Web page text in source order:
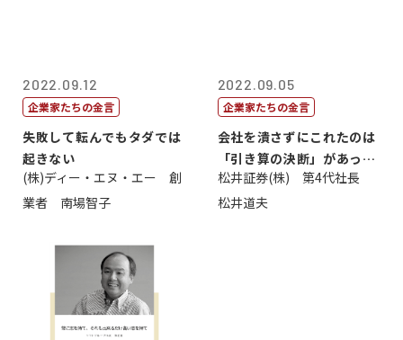
2022.09.12
企業家たちの金言
失敗して転んでもタダでは
起きない
(株)ディー・エヌ・エー 創
業者 南場智子
2022.09.05
企業家たちの金言
会社を潰さずにこれたのは
「引き算の決断」があった
から
松井証券(株) 第4代社長
松井道夫